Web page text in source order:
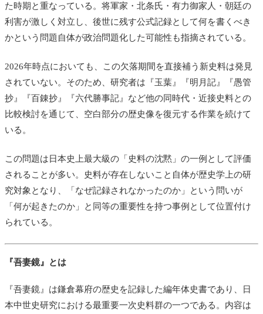
た時期と重なっている。将軍家・北条氏・有力御家人・朝廷の
利害が激しく対立し、後世に残す公式記録として何を書くべき
かという問題自体が政治問題化した可能性も指摘されている。
2026年時点においても、この欠落期間を直接補う新史料は発見
されていない。そのため、研究者は『玉葉』『明月記』『愚管
抄』『百錬抄』『六代勝事記』など他の同時代・近接史料との
比較検討を通じて、空白部分の歴史像を復元する作業を続けて
いる。
この問題は日本史上最大級の「史料の沈黙」の一例として評価
されることが多い。史料が存在しないこと自体が歴史学上の研
究対象となり、「なぜ記録されなかったのか」という問いが
「何が起きたのか」と同等の重要性を持つ事例として位置付け
られている。
『吾妻鏡』とは
『吾妻鏡』は鎌倉幕府の歴史を記録した編年体史書であり、日
本中世史研究における最重要一次史料群の一つである。内容は